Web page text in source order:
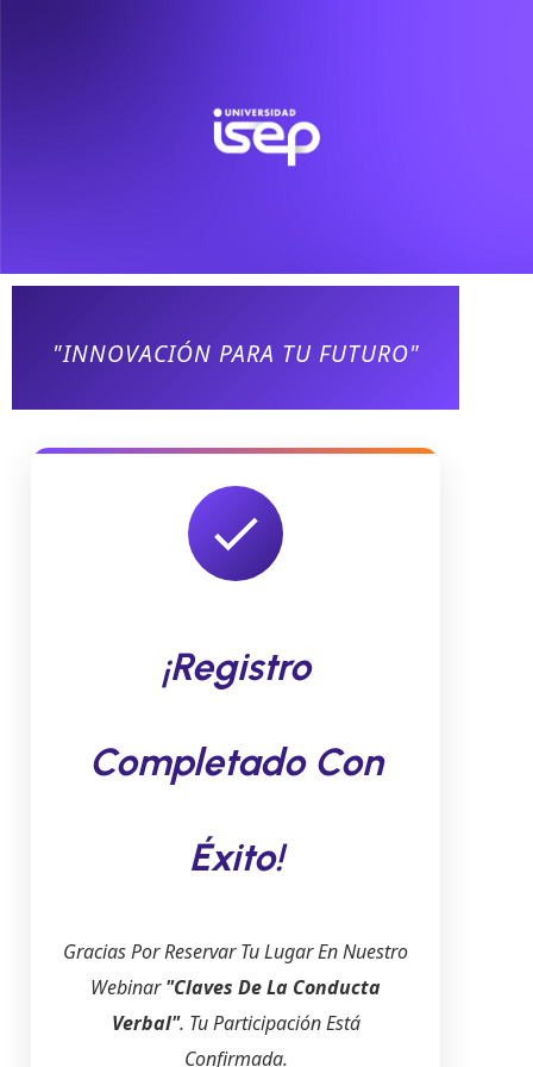
"INNOVACIÓN PARA TU FUTURO"
¡Registro
Completado Con
Éxito!
Gracias Por Reservar Tu Lugar En Nuestro
Webinar"Claves De La Conducta
Verbal". Tu Participación Está
Confirmada.